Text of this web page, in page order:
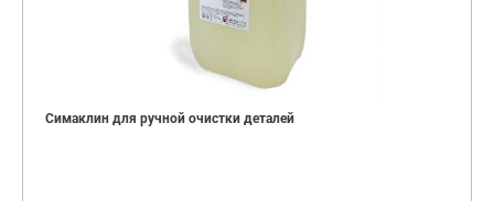
Симаклин для ручной очистки деталей